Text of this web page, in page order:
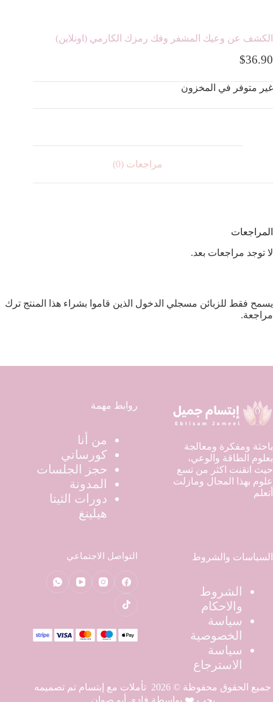
الكشف عن وعيك المشفر وفك رمزك الكارمي (اونلاين)
$36.90
غير متوفر في المخزون
مراجعات (0)
المراجعات
لا توجد مراجعات بعد.
يسمح فقط للزبائن مسجلي الدخول الذين قاموا بشراء هذا المنتج ترك
مراجعة.
باحثة ومفكرة ومعالجة
بعلوم الطاقة والوعي،
حيث اتقنت اكثر من تسع
علوم بهذا المجال ومازلت
أتعلم
روابط مهمة
من أنا
كورساتي
حجز الجلسات
المدونة
دورات الثيتا
هيلينغ
السياسات والشروط
الشروط
والاحكام
سياسة
الخصوصية
سياسة
الاسترجاع
التواصل الاجتماعي
جميع الحقوق محفوظة © 2026 تأملات مع إبتسام
تم تصميمه
بحب ❤️ بواسطة فادي أبو صوان